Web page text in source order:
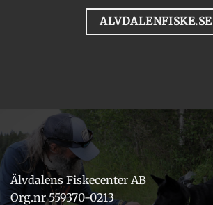
ALVDALENFISKE.SE
Älvdalens Fiskecenter AB
Org.nr 559370-0213